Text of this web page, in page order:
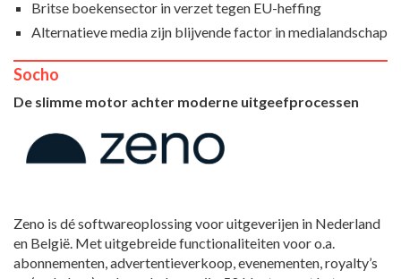
Britse boekensector in verzet tegen EU-heffing
Alternatieve media zijn blijvende factor in medialandschap
Socho
De slimme motor achter moderne uitgeefprocessen
Zeno is dé softwareoplossing voor uitgeverijen in Nederland
en België. Met uitgebreide functionaliteiten voor o.a.
abonnementen, advertentieverkoop, evenementen, royalty’s